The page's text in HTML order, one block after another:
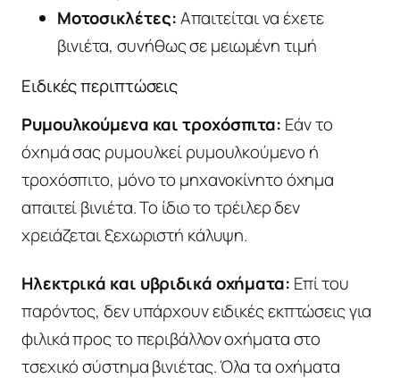
Μοτοσικλέτες:Απαιτείται να έχετε
βινιέτα, συνήθως σε μειωμένη τιμή
Ειδικές περιπτώσεις
Ρυμουλκούμενα και τροχόσπιτα: Εάν το
όχημά σας ρυμουλκεί ρυμουλκούμενο ή
τροχόσπιτο, μόνο το μηχανοκίνητο όχημα
απαιτεί βινιέτα. Το ίδιο το τρέιλερ δεν
χρειάζεται ξεχωριστή κάλυψη.
Ηλεκτρικά και υβριδικά οχήματα: Επί του
παρόντος, δεν υπάρχουν ειδικές εκπτώσεις για
φιλικά προς το περιβάλλον οχήματα στο
τσεχικό σύστημα βινιέτας. Όλα τα οχήματα